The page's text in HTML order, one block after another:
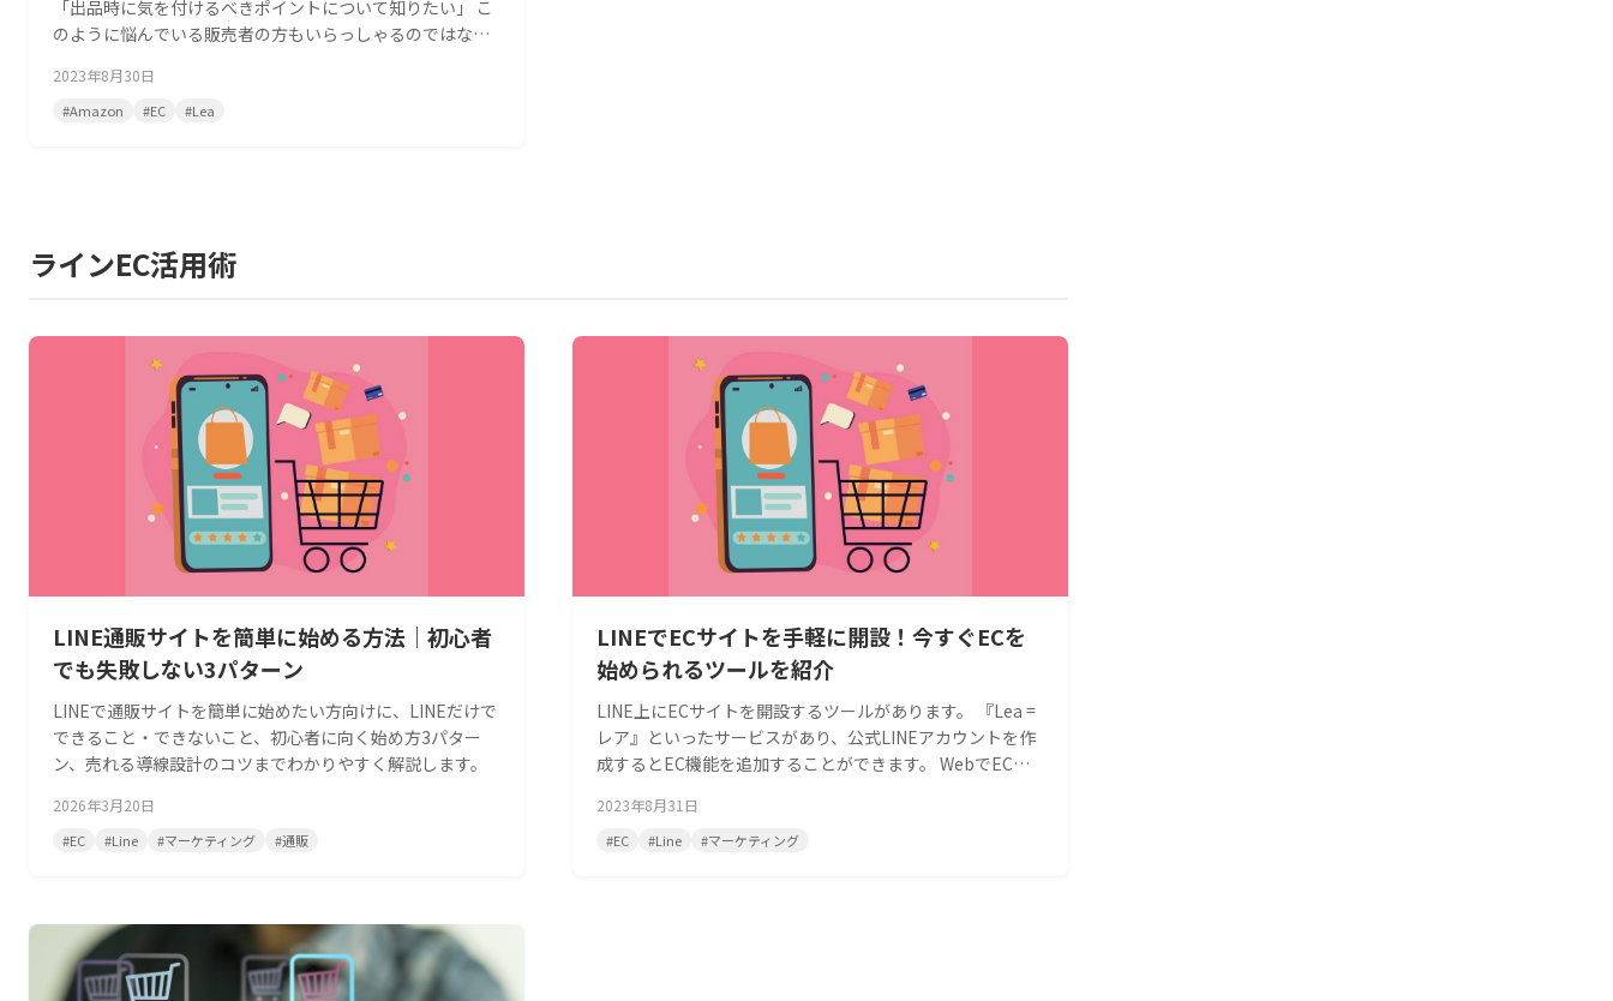
「出品時に気を付けるべきポイントについて知りたい」 こ
のように悩んでいる販売者の方もいらっしゃるのではない
め流れを知っておくとスムーズです。また、どのように準
備すればいいのか把握することで、戸惑うことなく運営を
2023年8月30日
#Amazon #EC #Lea
ラインEC活用術
LINE通販サイトを簡単に始める方法｜初心者
でも失敗しない3パターン
LINEで通販サイトを簡単に始めたい方向けに、LINEだけで
できること・できないこと、初心者に向く始め方3パター
ン、売れる導線設計のコツまでわかりやすく解説します。
2026年3月20日
#EC #Line #マーケティング #通販
LINEでECサイトを手軽に開設！今すぐECを
始められるツールを紹介
LINE上にECサイトを開設するツールがあります。 『Lea =
レア』といったサービスがあり、公式LINEアカウントを作
成するとEC機能を追加することができます。 WebでECを
ザーとのやり取りはメールが中心となり、使うツールが増
えることもありました。 ECをLINE上に展開すると、ユーザ
2023年8月31日
#EC #Line #マーケティング